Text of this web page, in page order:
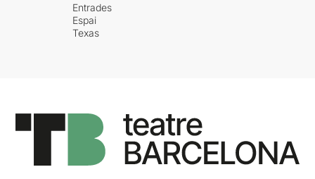
Entrades
Espai
Texas